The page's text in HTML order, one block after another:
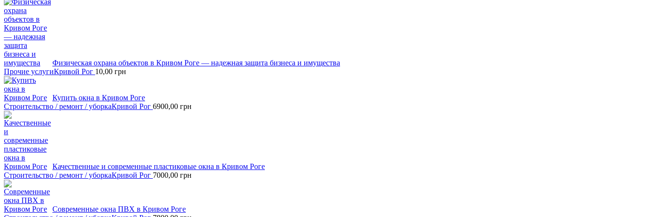
Физическая охрана объектов в Кривом Роге — надежная защита бизнеса и имущества
Прочие услугиКривой Рог 10,00 грн
Купить окна в Кривом Роге
Строительство / ремонт / уборкаКривой Рог 6900,00 грн
Качественные и современные пластиковые окна в Кривом Роге
Строительство / ремонт / уборкаКривой Рог 7000,00 грн
Современные окна ПВХ в Кривом Роге